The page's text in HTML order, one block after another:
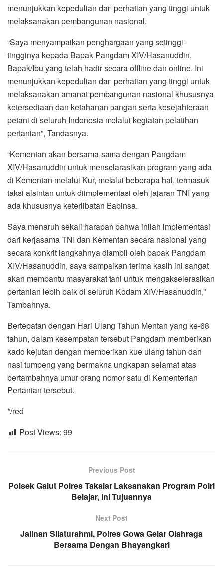
menunjukkan kepedulian dan perhatian yang tinggi untuk
melaksanakan pembangunan nasional.
“Saya menyampaikan penghargaan yang setinggi-
tingginya kepada Bapak Pangdam XIV/Hasanuddin,
Bapak/Ibu yang telah hadir secara offline dan online. Ini
menunjukkan kepedulian dan perhatian yang tinggi untuk
melaksanakan amanat pembangunan nasional khususnya
ketersediaan dan ketahanan pangan serta kesejahteraan
petani di seluruh Indonesia melalui kegiatan pelatihan
pertanian”, Tandasnya.
“Kementan akan bersama-sama dengan Pangdam
XIV/Hasanuddin untuk menselarasikan program yang ada
di Kementan melalui Kur, melalui beberapa hal, termasuk
taksi alsintan untuk diimplementasi oleh jajaran TNI yang
ada khususnya keterlibatan Babinsa.
Saya menaruh sekali harapan bahwa inilah implementasi
dari kerjasama TNI dan Kementan secara nasional yang
secara konkrit langkahnya diambil oleh bapak Pangdam
XIV/Hasanuddin, saya sampaikan terima kasih ini sangat
akan membantu masyarakat tani untuk mengakselerasikan
pertanian lebih baik di seluruh Kodam XIV/Hasanuddin,”
Tambahnya.
Bertepatan dengan Hari Ulang Tahun Mentan yang ke-68
tahun, dalam kesempatan tersebut Pangdam memberikan
kado kejutan dengan memberikan kue ulang tahun dan
nasi tumpeng yang bermakna ungkapan selamat atas
bertambahnya umur orang nomor satu di Kementerian
Pertanian tersebut.
*/red
Post Views: 99
Previous Post
Polsek Galut Polres Takalar Laksanakan Program Polri
Belajar, Ini Tujuannya
Next Post
Jalinan Silaturahmi, Polres Gowa Gelar Olahraga
Bersama Dengan Bhayangkari